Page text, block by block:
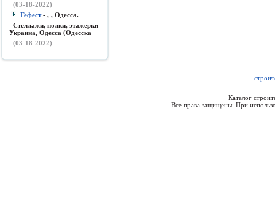
(03-18-2022)
Гефест- , , Одесса.
Стеллажи, полки, этажерки
Украина, Одесса (Одесска
(03-18-2022)
Каталог
Все права защищены. При